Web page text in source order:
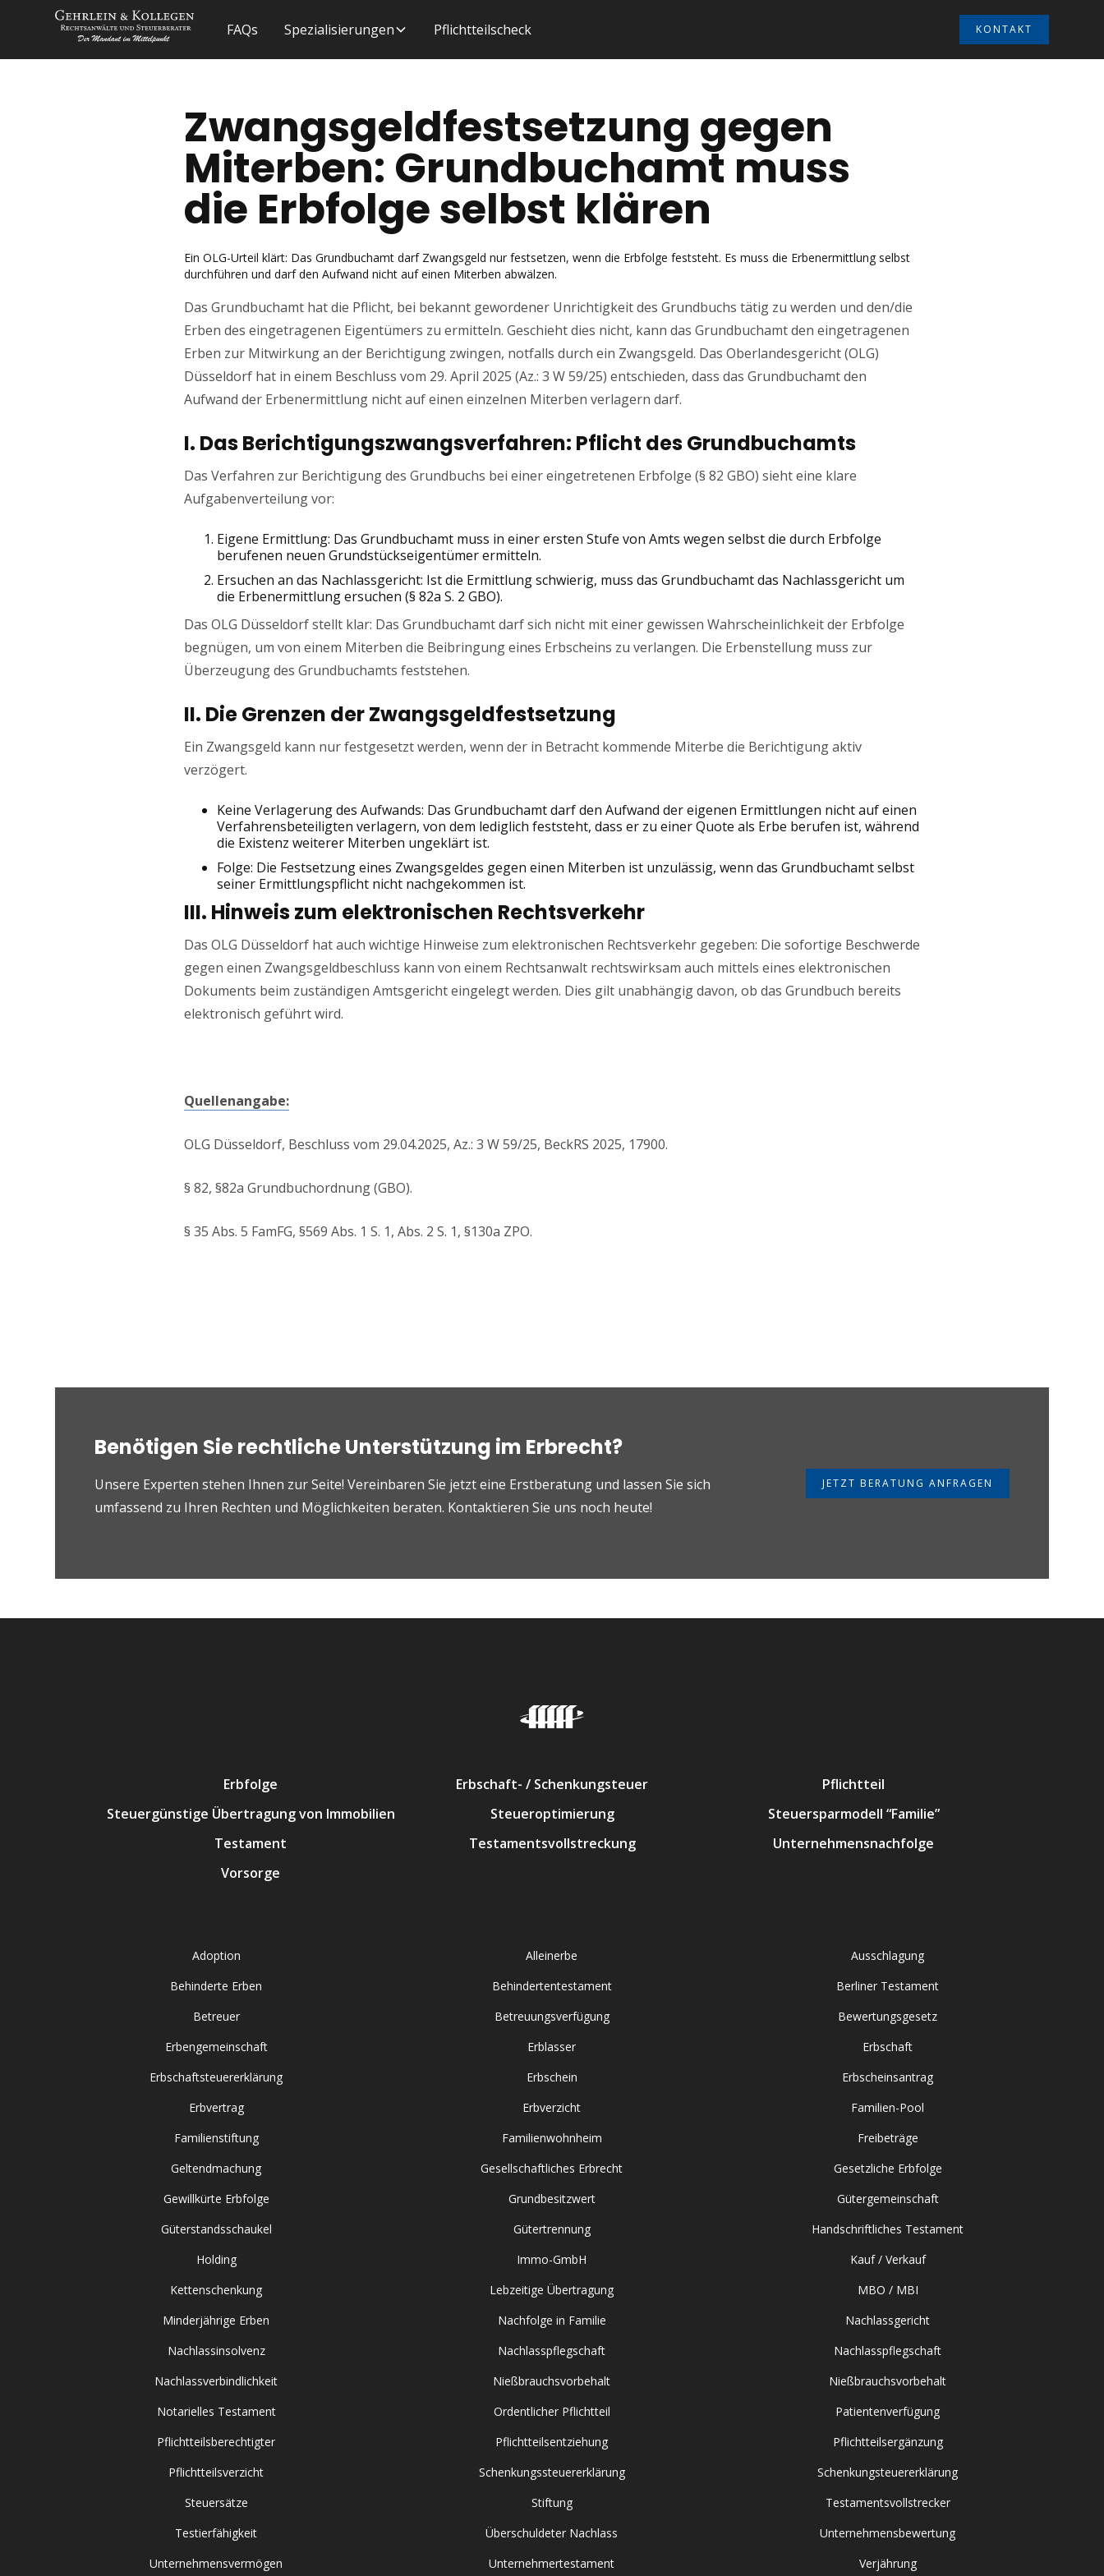
FAQs Spezialisierungen Pflichtteilscheck KONTAKT
Zwangsgeldfestsetzung gegen
Miterben: Grundbuchamt muss
die Erbfolge selbst klären
Ein OLG-Urteil klärt: Das Grundbuchamt darf Zwangsgeld nur festsetzen, wenn die Erbfolge feststeht. Es muss die Erbenermittlung selbst
durchführen und darf den Aufwand nicht auf einen Miterben abwälzen.
Das Grundbuchamt hat die Pflicht, bei bekannt gewordener Unrichtigkeit des Grundbuchs tätig zu werden und den/die
Erben des eingetragenen Eigentümers zu ermitteln. Geschieht dies nicht, kann das Grundbuchamt den eingetragenen
Erben zur Mitwirkung an der Berichtigung zwingen, notfalls durch ein Zwangsgeld. Das Oberlandesgericht (OLG)
Düsseldorf hat in einem Beschluss vom 29. April 2025 (Az.: 3 W 59/25) entschieden, dass das Grundbuchamt den
Aufwand der Erbenermittlung nicht auf einen einzelnen Miterben verlagern darf.
I. Das Berichtigungszwangsverfahren: Pflicht des Grundbuchamts
Das Verfahren zur Berichtigung des Grundbuchs bei einer eingetretenen Erbfolge (§ 82 GBO) sieht eine klare
Aufgabenverteilung vor:
Eigene Ermittlung: Das Grundbuchamt muss in einer ersten Stufe von Amts wegen selbst die durch Erbfolge
berufenen neuen Grundstückseigentümer ermitteln.
Ersuchen an das Nachlassgericht: Ist die Ermittlung schwierig, muss das Grundbuchamt das Nachlassgericht um
die Erbenermittlung ersuchen (§ 82a S. 2 GBO).
Das OLG Düsseldorf stellt klar: Das Grundbuchamt darf sich nicht mit einer gewissen Wahrscheinlichkeit der Erbfolge
begnügen, um von einem Miterben die Beibringung eines Erbscheins zu verlangen. Die Erbenstellung muss zur
Überzeugung des Grundbuchamts feststehen.
II. Die Grenzen der Zwangsgeldfestsetzung
Ein Zwangsgeld kann nur festgesetzt werden, wenn der in Betracht kommende Miterbe die Berichtigung aktiv
verzögert.
Keine Verlagerung des Aufwands: Das Grundbuchamt darf den Aufwand der eigenen Ermittlungen nicht auf einen
Verfahrensbeteiligten verlagern, von dem lediglich feststeht, dass er zu einer Quote als Erbe berufen ist, während
die Existenz weiterer Miterben ungeklärt ist.
Folge: Die Festsetzung eines Zwangsgeldes gegen einen Miterben ist unzulässig, wenn das Grundbuchamt selbst
seiner Ermittlungspflicht nicht nachgekommen ist.
III. Hinweis zum elektronischen Rechtsverkehr
Das OLG Düsseldorf hat auch wichtige Hinweise zum elektronischen Rechtsverkehr gegeben: Die sofortige Beschwerde
gegen einen Zwangsgeldbeschluss kann von einem Rechtsanwalt rechtswirksam auch mittels eines elektronischen
Dokuments beim zuständigen Amtsgericht eingelegt werden. Dies gilt unabhängig davon, ob das Grundbuch bereits
elektronisch geführt wird.
Quellenangabe:
OLG Düsseldorf, Beschluss vom 29.04.2025, Az.: 3 W 59/25, BeckRS 2025, 17900.
§ 82, §82a Grundbuchordnung (GBO).
§ 35 Abs. 5 FamFG, §569 Abs. 1 S. 1, Abs. 2 S. 1, §130a ZPO.
Benötigen Sie rechtliche Unterstützung im Erbrecht?
Unsere Experten stehen Ihnen zur Seite! Vereinbaren Sie jetzt eine Erstberatung und lassen Sie sich
umfassend zu Ihren Rechten und Möglichkeiten beraten. Kontaktieren Sie uns noch heute!
JETZT BERATUNG ANFRAGEN
Erbfolge Erbschaft- / Schenkungsteuer
Pflichtteil
Steuergünstige Übertragung von Immobilien
Steueroptimierung
Steuersparmodell “Familie”
Testament
Testamentsvollstreckung
Unternehmensnachfolge
Vorsorge
Adoption Alleinerbe
Ausschlagung
Behinderte Erben
Behindertentestament
Berliner Testament
Betreuer
Betreuungsverfügung
Bewertungsgesetz
Erbengemeinschaft
Erblasser
Erbschaft
Erbschaftsteuererklärung
Erbschein
Erbscheinsantrag
Erbvertrag
Erbverzicht
Familien-Pool
Familienstiftung
Familienwohnheim
Freibeträge
Geltendmachung
Gesellschaftliches Erbrecht
Gesetzliche Erbfolge
Gewillkürte Erbfolge
Grundbesitzwert
Gütergemeinschaft
Güterstandsschaukel
Gütertrennung
Handschriftliches Testament
Holding
Immo-GmbH
Kauf / Verkauf
Kettenschenkung
Lebzeitige Übertragung
MBO / MBI
Minderjährige Erben
Nachfolge in Familie
Nachlassgericht
Nachlassinsolvenz
Nachlasspflegschaft
Nachlasspflegschaft
Nachlassverbindlichkeit
Nießbrauchsvorbehalt
Nießbrauchsvorbehalt
Notarielles Testament
Ordentlicher Pflichtteil
Patientenverfügung
Pflichtteilsberechtigter
Pflichtteilsentziehung
Pflichtteilsergänzung
Pflichtteilsverzicht
Schenkungssteuererklärung
Schenkungsteuererklärung
Steuersätze
Stiftung
Testamentsvollstrecker
Testierfähigkeit
Überschuldeter Nachlass
Unternehmensbewertung
Unternehmensvermögen
Unternehmertestament Verjährung